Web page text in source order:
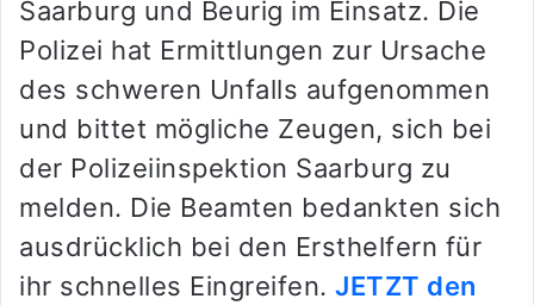
Saarburg und Beurig im Einsatz. Die
Polizei hat Ermittlungen zur Ursache
des schweren Unfalls aufgenommen
und bittet mögliche Zeugen, sich bei
der Polizeiinspektion Saarburg zu
melden. Die Beamten bedankten sich
ausdrücklich bei den Ersthelfern für
ihr schnelles Eingreifen. JETZT den